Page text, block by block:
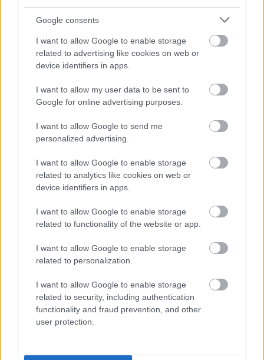
Google consents
I want to allow Google to enable storage
related to advertising like cookies on web or
device identifiers in apps.
I want to allow my user data to be sent to
Google for online advertising purposes.
I want to allow Google to send me
personalized advertising.
I want to allow Google to enable storage
related to analytics like cookies on web or
device identifiers in apps.
I want to allow Google to enable storage
related to functionality of the website or app.
I want to allow Google to enable storage
related to personalization.
I want to allow Google to enable storage
related to security, including authentication
functionality and fraud prevention, and other
user protection.